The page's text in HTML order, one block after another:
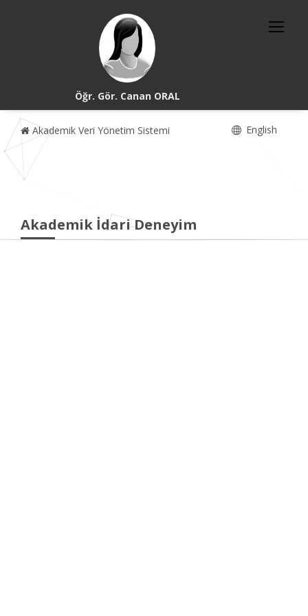
Öğr. Gör. Canan ORAL
Akademik Veri Yönetim Sistemi English
Akademik İdari Deneyim